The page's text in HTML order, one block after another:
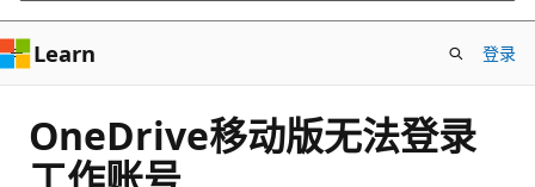
Learn 登录
OneDrive移动版无法登录